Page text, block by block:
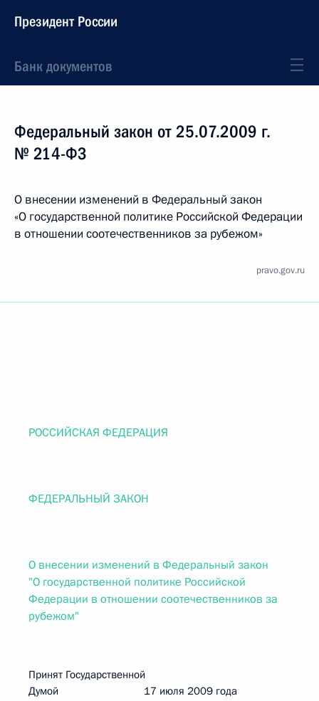
Президент России
Банк документов
Федеральный закон от 25.07.2009 г.
№ 214-ФЗ
О внесении изменений в Федеральный закон
«О государственной политике Российской Федерации
в отношении соотечественников за рубежом»
pravo.gov.ru
РОССИЙСКАЯ ФЕДЕРАЦИЯ
ФЕДЕРАЛЬНЫЙ ЗАКОН
О внесении изменений в Федеральный закон
"О государственной политике Российской
Федерации в отношении соотечественников за
рубежом"
Принят Государственной
Думой 17 июля 2009 года